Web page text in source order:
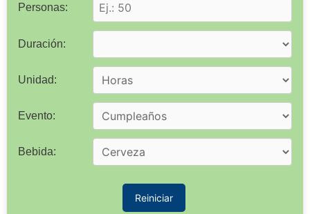
Personas:
Duración:
Unidad:
Evento:
Bebida:
Reiniciar